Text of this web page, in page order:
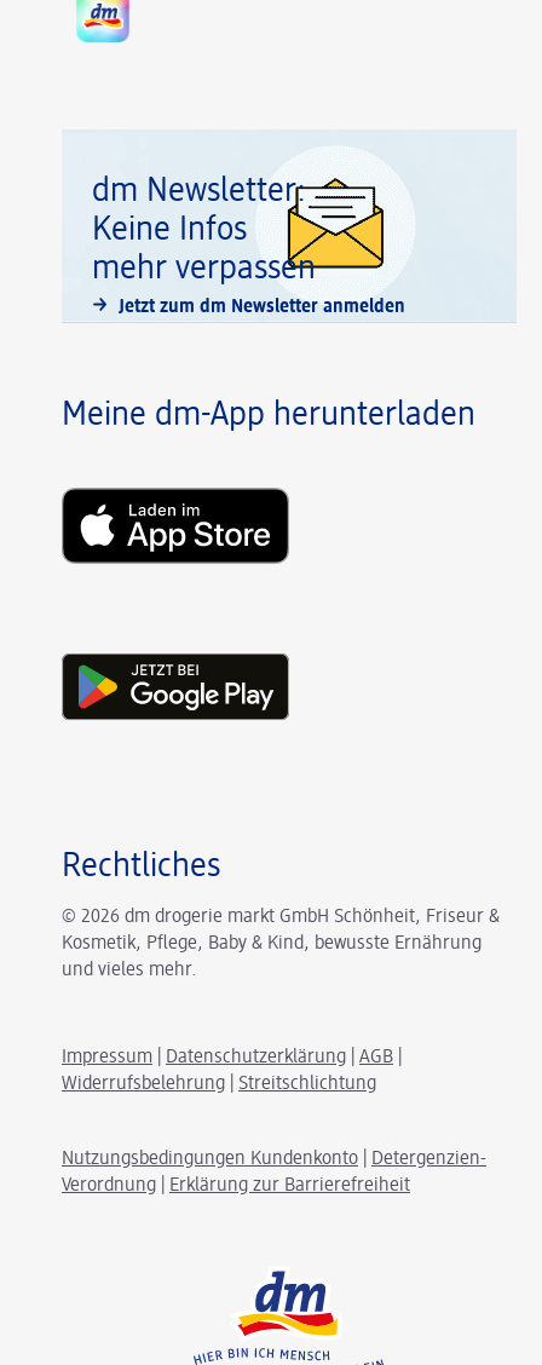
dm Newsletter:
Keine Infos
mehr verpassen
Jetzt zum dm Newsletter anmelden
Meine dm-App herunterladen
Rechtliches
© 2026 dm drogerie markt GmbH Schönheit, Friseur &
Kosmetik, Pflege, Baby & Kind, bewusste Ernährung
und vieles mehr.
Impressum Datenschutzerklärung AGB
Widerrufsbelehrung
Streitschlichtung
Nutzungsbedingungen Kundenkonto
Detergenzien-
Verordnung
Erklärung zur Barrierefreiheit